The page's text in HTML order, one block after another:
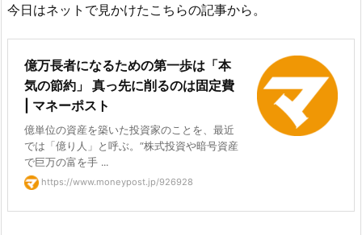
今日はネットで見かけたこちらの記事から。
億万長者になるための第一歩は「本
気の節約」 真っ先に削るのは固定費
| マネーポスト
億単位の資産を築いた投資家のことを、最近
では「億り人」と呼ぶ。“株式投資や暗号資産
で巨万の富を手 ...
https://www.moneypost.jp/926928